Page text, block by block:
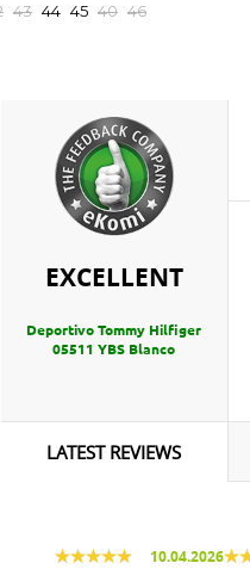
43 44 45 40 46
EXCELLENT
Deportivo Tommy Hilfiger
05511 YBS Blanco
LATEST REVIEWS
10.04.2026